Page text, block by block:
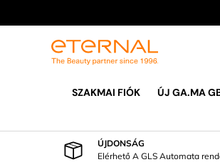
UGRÁS A TARTALOMRA
SZAKMAI FIÓK ÚJ GA.MA
ÚJDONSÁG
Elérhető A GLS Automata